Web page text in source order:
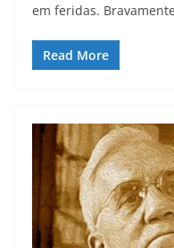
em feridas.
Read More